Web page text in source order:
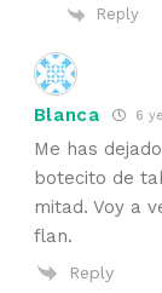
Reply
Blanca 6
Me has
botecito de
mitad. Voy a
flan.
Reply